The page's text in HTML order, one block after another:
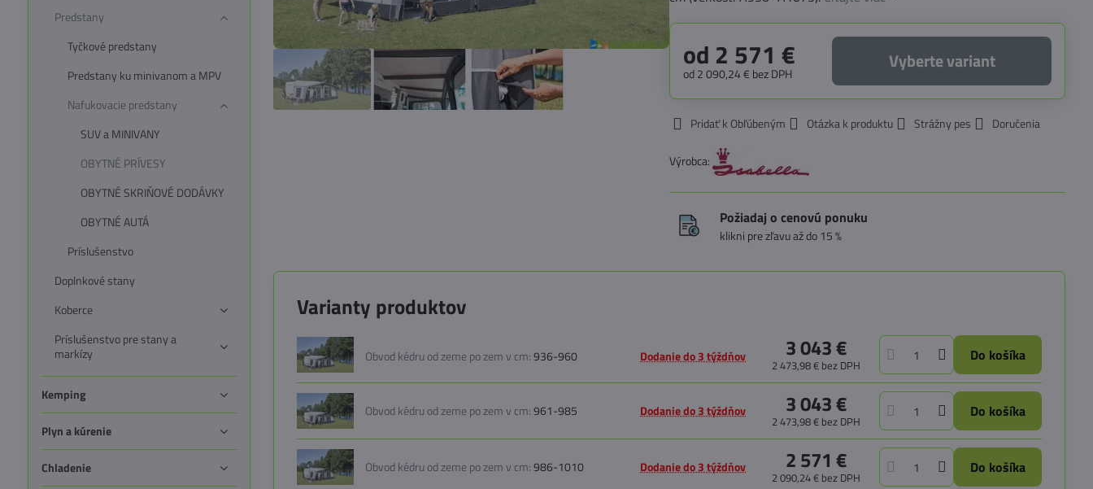
od 2 571 €
od 2 090,24 € bez DPH
Vyberte variant
Pridať k Obľúbeným Otázka k produktu Strážny pes Doručenia
Výrobca:
Požiadaj o cenovú ponuku
klikni pre zľavu až do 15 %
Varianty produktov
Obvod kédru od zeme po zem v cm:936-960 Dodanie do 3 týždňov 3 043 €
2 473,98 € bez DPH
Do košíka
Obvod kédru od zeme po zem v cm:961-985 Dodanie do 3 týždňov 3 043 €
2 473,98 € bez DPH
Do košíka
Obvod kédru od zeme po zem v cm:986-1010 Dodanie do 3 týždňov 2 571 €
2 090,24 € bez DPH
Do košíka
Predstany
Tyčkové predstany
Predstany ku minivanom a MPV
Nafukovacie predstany
SUV a MINIVANY
OBYTNÉ PRÍVESY
OBYTNÉ SKRIŇOVÉ DODÁVKY
OBYTNÉ AUTÁ
Príslušenstvo
Doplnkové stany
Koberce
Príslušenstvo pre stany a
markízy
Kemping
Plyn a kúrenie
Chladenie